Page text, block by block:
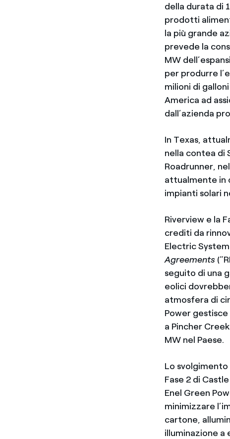
della durata di
prodotti
la più grande
prevede la
MW
per produrre
milioni di
America ad
dall’azienda
In Texas,
nella contea di
Roadrunner,
attualmente in
impianti solari
Riverview e la
crediti da
Electric
Agreements
seguito di una
eolici
atmosfera di
Power gestisce
a Pincher
MW nel Paese.
Lo svolgimento
Fase 2 di
Enel Green
minimizzare
cartone,
illuminazione a